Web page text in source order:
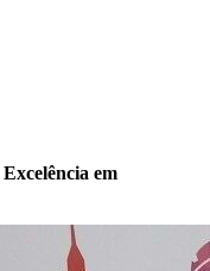
Excelência em